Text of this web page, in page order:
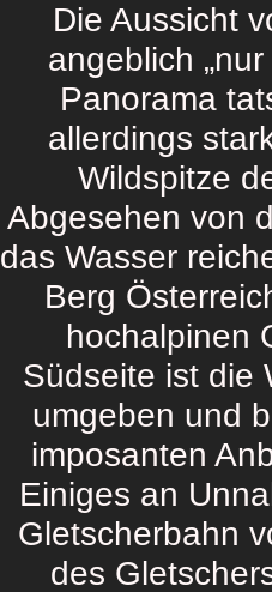
Die Aussicht
angeblich
Panorama
allerdings
Wildspitze
Abgesehen von
das Wasser
Berg
hochalpinen
Südseite ist die
umgeben und
imposanten
Einiges an
Gletscherbahn
des